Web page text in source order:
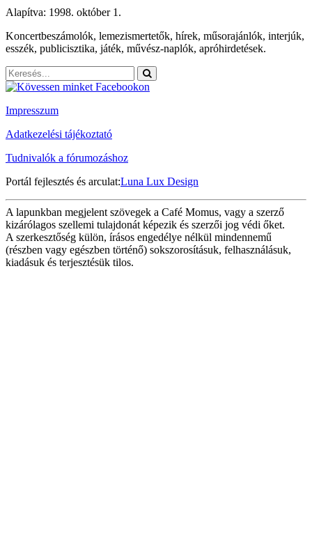
Alapítva: 1998. október 1.
Koncertbeszámolók, lemezismertetők, hírek, műsorajánlók, interjúk,
esszék, publicisztika, játék, művész-naplók, apróhirdetések.
Impresszum
Adatkezelési tájékoztató
Tudnivalók a fórumozáshoz
Portál fejlesztés és arculat:Luna Lux Design
A lapunkban megjelent szövegek a Café Momus, vagy a szerző
kizárólagos szellemi tulajdonát képezik és szerzői jog védi őket.
A szerkesztőség külön, írásos engedélye nélkül mindennemű
(részben vagy egészben történő) sokszorosításuk, felhasználásuk,
kiadásuk és terjesztésük tilos.